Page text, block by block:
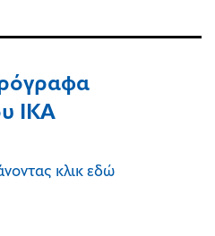
ΙΚΑ
κλικ εδώ